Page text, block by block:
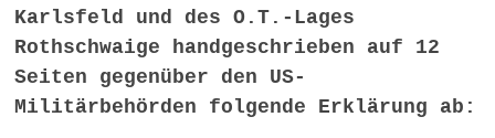
Karlsfeld und des O.T.-Lages
Rothschwaige handgeschrieben auf 12
Seiten gegenüber den US-
Militärbehörden folgende Erklärung ab: